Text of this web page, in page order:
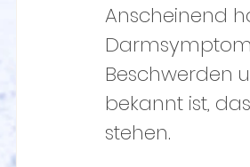
Anscheinend
Beschwerden
bekannt ist,
stehen.